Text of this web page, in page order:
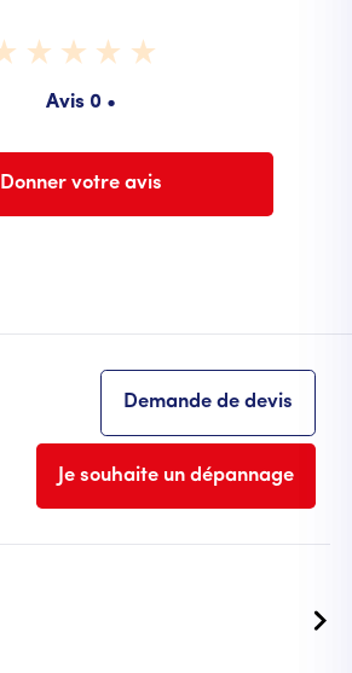
Avis 0 •
Donner votre avis
Demande de devis
Je souhaite un dépannage